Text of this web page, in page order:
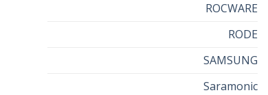
ROCWARE
RODE
SAMSUNG
Saramonic